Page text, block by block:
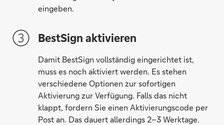
eingeben.
BestSign aktivieren
Damit BestSign vollständig eingerichtet ist,
muss es noch aktiviert werden. Es stehen
verschiedene Optionen zur sofortigen
Aktivierung zur Verfügung. Falls das nicht
klappt, fordern Sie einen Aktivierungscode per
Post an. Das dauert allerdings 2–3 Werktage.